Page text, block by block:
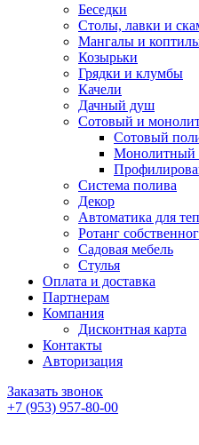
Беседки
Столы, лавки и
Мангалы и
Козырьки
Грядки и клумбы
Качели
Дачный душ
Сотовый и
Сотовый
Монолитный
Система полива
Декор
Автоматика для
Ротанг
Садовая мебель
Стулья
Оплата и доставка
Партнерам
Компания
Дисконтная карта
Контакты
Авторизация
Заказать звонок
+7 (953) 957-80-00